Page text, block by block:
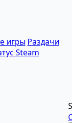
игры Раздачи
Steam